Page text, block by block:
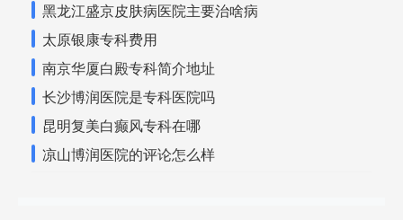
黑龙江盛京皮肤病医院主要治啥病
太原银康专科费用
南京华厦白殿专科简介地址
长沙博润医院是专科医院吗
昆明复美白癫风专科在哪
凉山博润医院的评论怎么样